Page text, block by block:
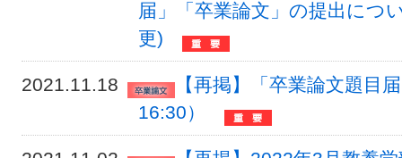
届」「卒業論文」の提出につ
更)
2021.11.18
【再掲】「卒業論文題目
16:30）